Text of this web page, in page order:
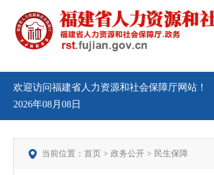
欢迎访问福建省人力资源和社会保障厅网站！
2026年08月08日
当前位置： 首页 > 政务公开 > 民生保障